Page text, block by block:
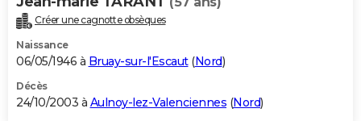
Créer une cagnotte obsèques
Naissance
06/05/1946 à Bruay-sur-l'Escaut(Nord)
Décès
24/10/2003 à Aulnoy-lez-Valenciennes (Nord)